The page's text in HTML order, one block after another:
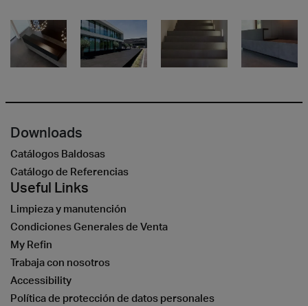
Downloads
Catálogos Baldosas
Catálogo de Referencias
Useful Links
Limpieza y manutención
Condiciones Generales de Venta
My Refin
Trabaja con nosotros
Accessibility
Política de protección de datos personales